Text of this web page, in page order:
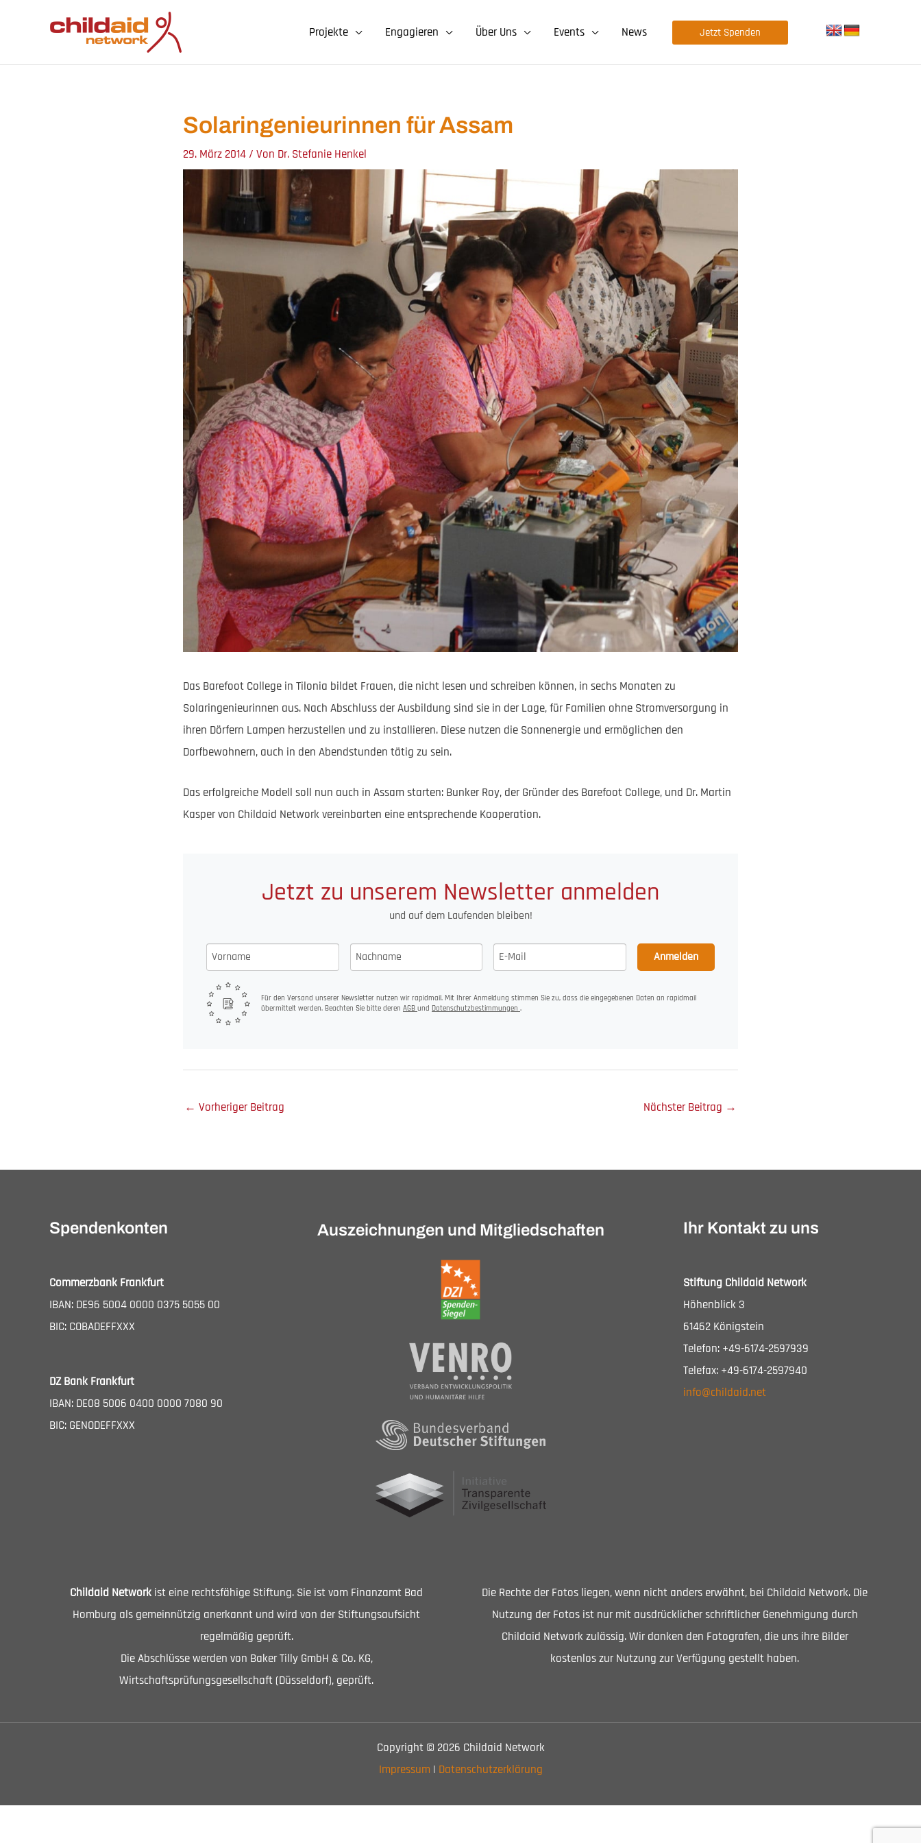
Projekte Engagieren Über Uns Events News Jetzt Spenden
Solaringenieurinnen für Assam
29. März 2014 / Von Dr. Stefanie Henkel
Das Barefoot College in Tilonia bildet Frauen, die nicht lesen und schreiben können, in sechs Monaten zu
Solaringenieurinnen aus. Nach Abschluss der Ausbildung sind sie in der Lage, für Familien ohne Stromversorgung in
ihren Dörfern Lampen herzustellen und zu installieren. Diese nutzen die Sonnenergie und ermöglichen den
Dorfbewohnern, auch in den Abendstunden tätig zu sein.
Das erfolgreiche Modell soll nun auch in Assam starten: Bunker Roy, der Gründer des Barefoot College, und Dr. Martin
Kasper von Childaid Network vereinbarten eine entsprechende Kooperation.
Jetzt zu unserem Newsletter anmelden
und auf dem Laufenden bleiben!
Anmelden
Für den Versand unserer Newsletter nutzen wir rapidmail. Mit Ihrer Anmeldung stimmen Sie zu, dass die eingegebenen Daten an rapidmail
übermittelt werden. Beachten Sie bitte deren AGB und Datenschutzbestimmungen .
← Vorheriger Beitrag Nächster Beitrag →
Spendenkonten
Commerzbank Frankfurt
IBAN: DE96 5004 0000 0375 5055 00
BIC: COBADEFFXXX
DZ Bank Frankfurt
IBAN: DE08 5006 0400 0000 7080 90
BIC: GENODEFFXXX
Auszeichnungen und Mitgliedschaften Ihr Kontakt zu uns
Stiftung Childaid Network
Höhenblick 3
61462 Königstein
Telefon: +49-6174-2597939
Telefax: +49-6174-2597940
info@childaid.net
Childaid Network ist eine rechtsfähige Stiftung. Sie ist vom Finanzamt Bad
Homburg als gemeinnützig anerkannt und wird von der Stiftungsaufsicht
regelmäßig geprüft.
Die Abschlüsse werden von Baker Tilly GmbH & Co. KG,
Wirtschaftsprüfungsgesellschaft (Düsseldorf), geprüft.
Die Rechte der Fotos liegen, wenn nicht anders erwähnt, bei Childaid Network. Die
Nutzung der Fotos ist nur mit ausdrücklicher schriftlicher Genehmigung durch
Childaid Network zulässig. Wir danken den Fotografen, die uns ihre Bilder
kostenlos zur Nutzung zur Verfügung gestellt haben.
Copyright © 2026 Childaid Network
Impressum | Datenschutzerklärung